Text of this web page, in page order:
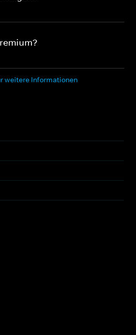
weitere Informationen